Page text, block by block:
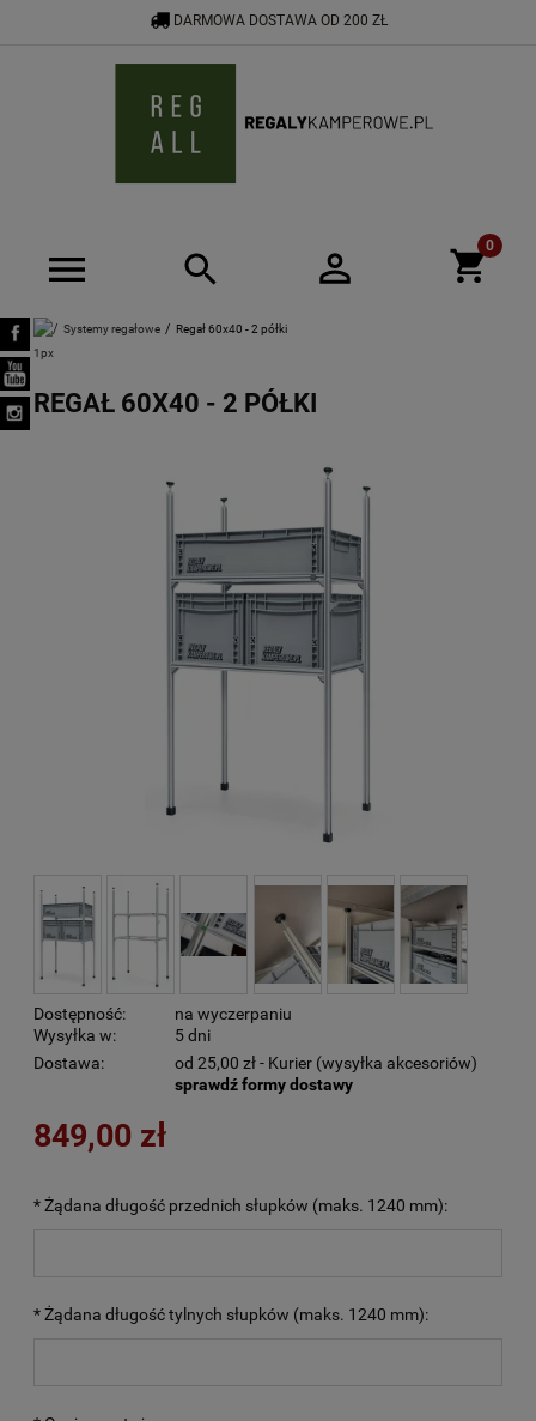
Systemy regałowe Regał 60x40 - 2 półki
DARMOWA DOSTAWA OD 200 ZŁ
REGAŁ 60X40 - 2 PÓŁKI
Dostępność:
na wyczerpaniu
Wysyłka w:
5 dni
Dostawa:
od 25,00 zł - Kurier (wysyłka akcesoriów)
sprawdź formy dostawy
849,00 zł
*Żądana długość przednich słupków (maks. 1240 mm):
*Żądana długość tylnych słupków (maks. 1240 mm):